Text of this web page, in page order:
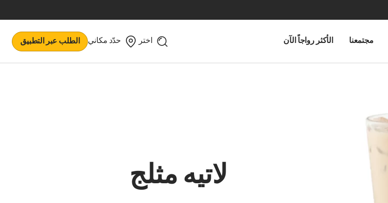
مجتمعنا الأكثر رواجاً الآن اختر حدّد مكاني الطلب عبر التطبيق
لاتيه مثلج